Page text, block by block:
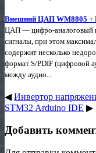
Внешний ЦАП WM8805 +
ЦАП — цифро-аналоговый
сигналы, при этом
содержит несколько
формат S/PDIF (цифровой
между аудио...
◀Инвертор
STM32 Arduino IDE ▶
Добавить